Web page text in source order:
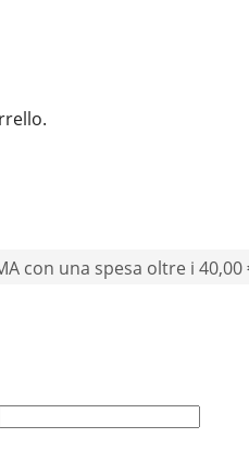
con una spesa oltre i 40,00